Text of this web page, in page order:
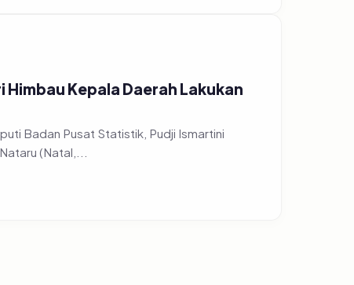
Kepala Daerah Lakukan
Badan Pusat Statistik, Pudji Ismartini
(Natal,...